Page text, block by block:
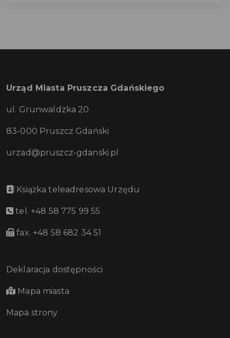
Urząd Miasta Pruszcza Gdańskiego
ul. Grunwaldzka 20
83-000 Pruszcz Gdański
urzad@pruszcz-gdanski.pl
Książka teleadresowa Urzędu
tel. +48 58 775 99 55
fax. +48 58 682 34 51
Deklaracja dostępności
Mapa miasta
Mapa strony